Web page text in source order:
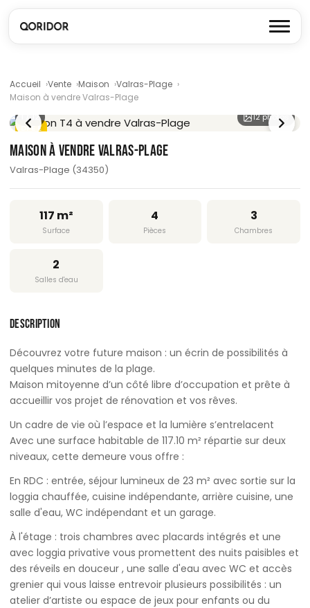
Accueil Vente Maison
Valras-Plage
Maison à vendre Valras-Plage
DPE E
/ 12 12 photos
MAISON À VENDRE VALRAS-PLAGE
Valras-Plage (34350)
117 m²
Surface
4
Pièces
3
Chambres
2
Salles d'eau
DESCRIPTION
Découvrez votre future maison : un écrin de possibilités à
quelques minutes de la plage.
Maison mitoyenne d’un côté libre d’occupation et prête à
accueillir vos projet de rénovation et vos rêves.
Un cadre de vie où l’espace et la lumière s’entrelacent
Avec une surface habitable de 117.10 m² répartie sur deux
niveaux, cette demeure vous offre :
En RDC : entrée, séjour lumineux de 23 m² avec sortie sur la
loggia chauffée, cuisine indépendante, arrière cuisine, une
salle d'eau, WC indépendant et un garage.
À l'étage : trois chambres avec placards intégrés et une
avec loggia privative vous promettent des nuits paisibles et
des réveils en douceur , une salle d'eau avec WC et accès
grenier qui vous laisse entrevoir plusieurs possibilités : un
atelier d’artiste ou espace de jeux pour enfants ou du